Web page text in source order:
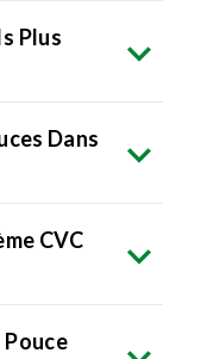
Plus
Dans
CVC
Pouce